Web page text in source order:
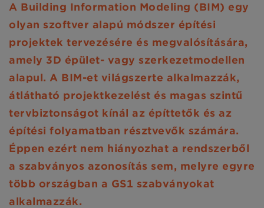
A Building Information Modeling (BIM) egy
olyan szoftver alapú módszer építési
projektek tervezésére és megvalósítására,
amely 3D épület- vagy szerkezetmodellen
alapul. A BIM-et világszerte alkalmazzák,
átlátható projektkezelést és magas szintű
tervbiztonságot kínál az építtetők és az
építési folyamatban résztvevők számára.
Éppen ezért nem hiányozhat a rendszerből
a szabványos azonosítás sem, melyre egyre
több országban a GS1 szabványokat
alkalmazzák.